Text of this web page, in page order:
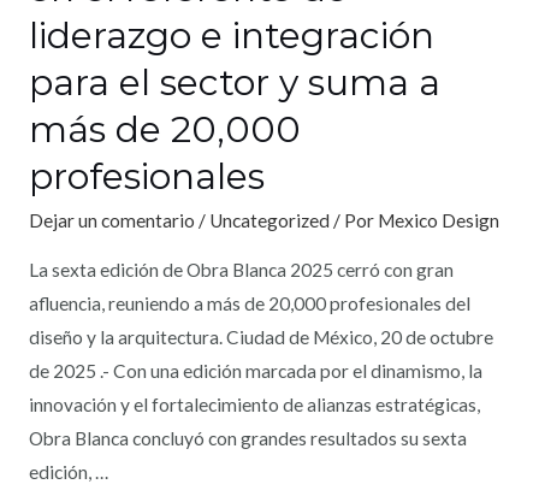
liderazgo e integración
para el sector y suma a
más de 20,000
profesionales
Dejar un comentario / Uncategorized / Por Mexico Design
La sexta edición de Obra Blanca 2025 cerró con gran
afluencia, reuniendo a más de 20,000 profesionales del
diseño y la arquitectura. Ciudad de México, 20 de octubre
de 2025 .- Con una edición marcada por el dinamismo, la
innovación y el fortalecimiento de alianzas estratégicas,
Obra Blanca concluyó con grandes resultados su sexta
edición, …